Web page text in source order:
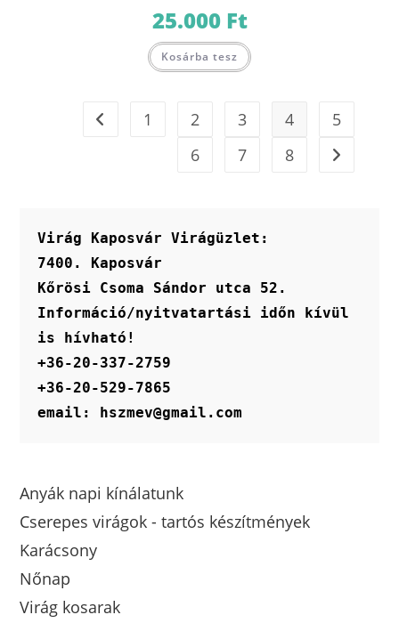
25.000 Ft
Kosárba tesz
1 2 3 4
5
6
7 8
Virág Kaposvár Virágüzlet:
7400. Kaposvár
Kőrösi Csoma Sándor utca 52.
Információ/nyitvatartási időn kívül
is hívható!
+36-20-337-2759
+36-20-529-7865
email: hszmev@gmail.com
Anyák napi kínálatunk
Cserepes virágok - tartós készítmények
Karácsony
Nőnap
Virág kosarak